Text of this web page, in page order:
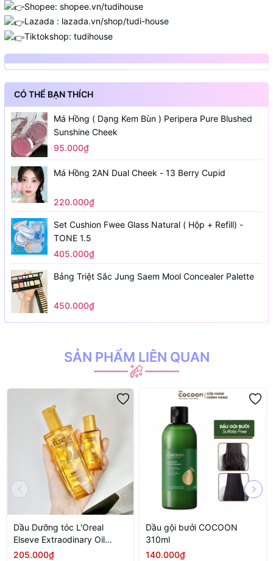
Shopee: shopee.vn/tudihouse
Lazada : lazada.vn/shop/tudi-house
Tiktokshop: tudihouse
CÓ THỂ BẠN THÍCH
Má Hồng ( Dạng Kem Bùn ) Peripera Pure Blushed
Sunshine Cheek
95.000₫
Má Hồng 2AN Dual Cheek - 13 Berry Cupid
220.000₫
Set Cushion Fwee Glass Natural ( Hộp + Refill) -
TONE 1.5
405.000₫
Bảng Triệt Sắc Jung Saem Mool Concealer Palette
450.000₫
SẢN PHẨM LIÊN QUAN
Dầu Dưỡng tóc L'Oreal
Elseve Extraodinary Oil
100ml
205.000₫
Dầu gội bưởi COCOON
310ml
140.000₫